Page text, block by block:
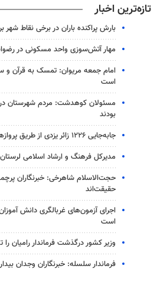
تازه‌ترین اخبار
بارش پراکنده باران در برخی نقاط شهر
مهار آتش‌سوزی واحد مسکونی در
امام جمعه مریوان: تمسک به قرآن و
است
مسئولان کوهدشت: مردم شهرستان در
بودند
جابه‌جایی ۱۲۲۶ زائر یزدی از طریق پروازهای اربعین فرودگاه شهید صدوقی
مدیرکل فرهنگ و ارشاد اسلامی
حجت‌الاسلام شاهرخی: خبرنگاران
حقیقت‌اند
اجرای آزمون‌های غربالگری دانش
است
وزیر کشور درگذشت فرماندار رامیان
فرماندار سلسله: خبرنگاران وجدان